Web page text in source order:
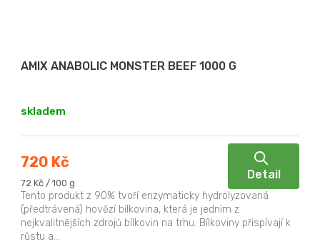
AMIX ANABOLIC MONSTER BEEF 1000 G
skladem
720 Kč
Měrná
cena:
72 Kč / 100 g
Detail
Tento produkt z 90% tvoří enzymaticky hydrolyzovaná
(předtrávená) hovězí bílkovina, která je jedním z
nejkvalitnějších zdrojů bílkovin na trhu. Bílkoviny přispívají k
růstu a...